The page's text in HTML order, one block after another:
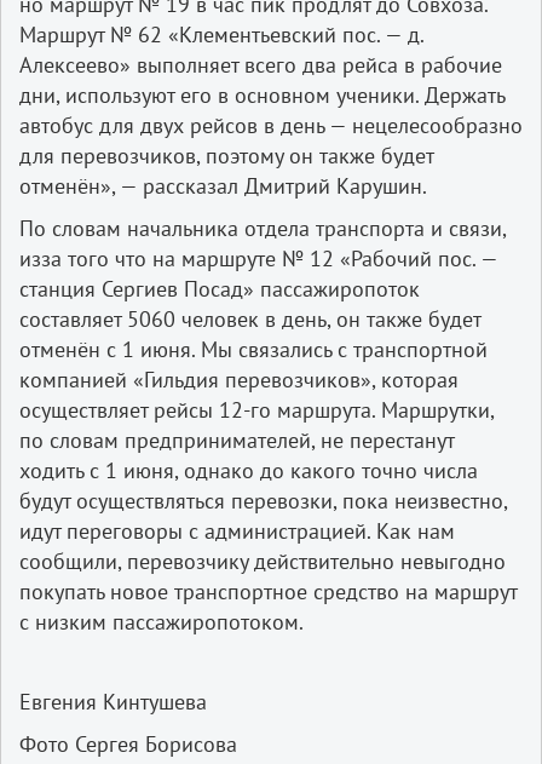
Маршрут № 62 «Клементьевский пос. — д.
Алексеево» выполняет всего два рейса в рабочие
дни, используют его в основном ученики. Держать
автобус для двух рейсов в день — нецелесообразно
для перевозчиков, поэтому он также будет
отменён», — рассказал Дмитрий Карушин.
По словам начальника отдела транспорта и связи,
из­за того что на маршруте № 12 «Рабочий пос. —
станция Сергиев Посад» пассажиропоток
составляет 50­60 человек в день, он также будет
отменён с 1 июня. Мы связались с транспортной
компанией «Гильдия перевозчиков», которая
осуществляет рейсы 12­-го маршрута. Маршрутки,
по словам предпринимателей, не перестанут
ходить с 1 июня, однако до какого точно числа
будут осуществляться перевозки, пока неизвестно,
идут переговоры с администрацией. Как нам
сообщили, перевозчику действительно невыгодно
покупать новое транспортное средство на маршрут
с низким пассажиропотоком.
Евгения Кинтушева
Фото Сергея Борисова